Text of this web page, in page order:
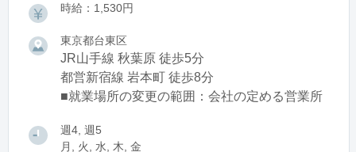
時給：1,530円
東京都台東区
JR山手線 秋葉原 徒歩5分
都営新宿線 岩本町 徒歩8分
■就業場所の変更の範囲：会社の定める営業所
週4, 週5
月, 火, 水, 木, 金